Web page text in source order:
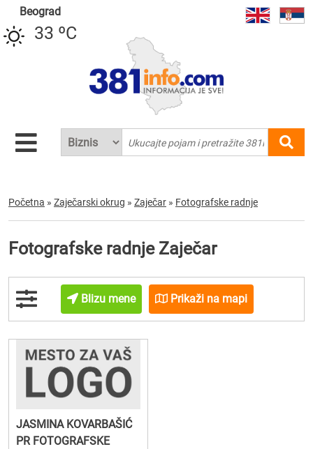
Beograd
33 ºC
Početna » Zaječarski okrug » Zaječar » Fotografske radnje
Fotografske radnje Zaječar
Blizu mene Prikaži na mapi
JASMINA KOVARBAŠIĆ
PR FOTOGRAFSKE